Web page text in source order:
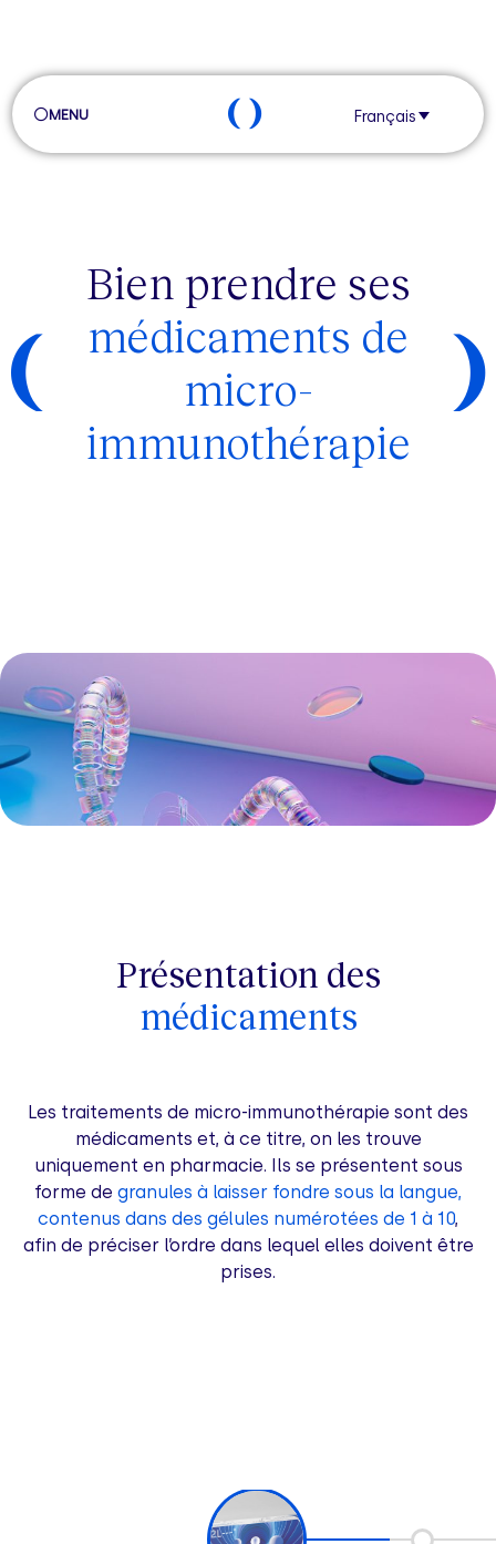
MENU Français
Bien prendre ses
médicaments de
micro-
immunothérapie
Présentation des
médicaments
Les traitements de micro-immunothérapie sont des
médicaments et, à ce titre, on les trouve
uniquement en pharmacie. Ils se présentent sous
forme de granules à laisser fondre sous la langue,
contenus dans des gélules numérotées de 1 à 10,
afin de préciser l’ordre dans lequel elles doivent être
prises.